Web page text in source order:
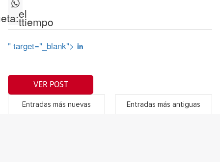
el
ttiempo
" target="_blank">
VER POST
Entradas más nuevas Entradas más antiguas